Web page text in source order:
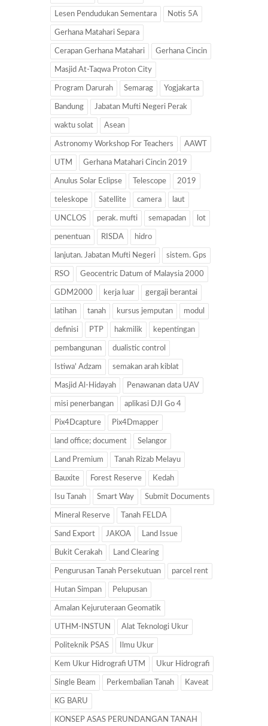
Lesen Pendudukan Sementara Notis 5A
Gerhana Matahari Separa
Cerapan Gerhana Matahari Gerhana Cincin
Masjid At-Taqwa Proton City
Program Darurah Semarag Yogjakarta
Bandung Jabatan Mufti Negeri Perak
waktu solat Asean
Astronomy Workshop For Teachers AAWT
UTM Gerhana Matahari Cincin 2019
Anulus Solar Eclipse Telescope 2019
teleskope Satellite camera laut
UNCLOS perak. mufti semapadan lot
penentuan RISDA hidro
lanjutan. Jabatan Mufti Negeri sistem. Gps
RSO Geocentric Datum of Malaysia 2000
GDM2000 kerja luar gergaji berantai
latihan tanah kursus jemputan modul
definisi PTP hakmilik kepentingan
pembangunan dualistic control
Istiwa' Adzam semakan arah kiblat
Masjid Al-Hidayah Penawanan data UAV
misi penerbangan aplikasi DJI Go 4
Pix4Dcapture Pix4Dmapper
land office; document Selangor
Land Premium Tanah Rizab Melayu
Bauxite Forest Reserve Kedah
Isu Tanah Smart Way Submit Documents
Mineral Reserve Tanah FELDA
Sand Export JAKOA Land Issue
Bukit Cerakah Land Clearing
Pengurusan Tanah Persekutuan parcel rent
Hutan Simpan Pelupusan
Amalan Kejuruteraan Geomatik
UTHM-INSTUN Alat Teknologi Ukur
Politeknik PSAS Ilmu Ukur
Kem Ukur Hidrografi UTM Ukur Hidrografi
Single Beam Perkembalian Tanah Kaveat
KG BARU
KONSEP ASAS PERUNDANGAN TANAH